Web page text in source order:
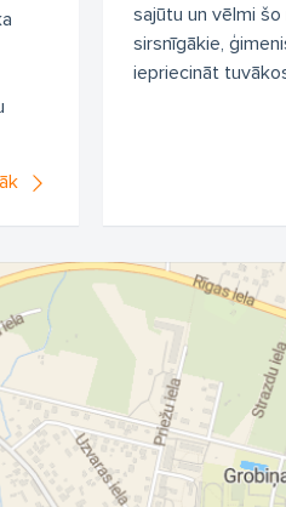
sajūtu un vēlmi
sirsnīgākie,
iepriecināt